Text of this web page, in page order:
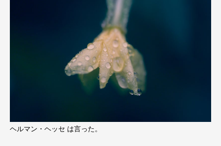
ヘルマン・ヘッセ は言った。